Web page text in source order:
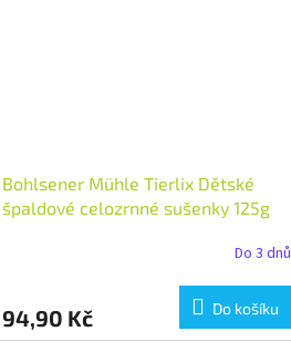
Bohlsener Mühle Tierlix Dětské
špaldové celozrnné sušenky 125g
Do 3 dnů
94,90 Kč Do košíku